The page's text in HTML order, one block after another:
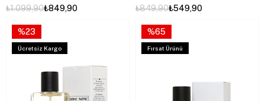
₺849,90
₺1.099,90 ₺549,90
₺849,90
%23
Ücretsiz Kargo
%65
Fırsat Ürünü